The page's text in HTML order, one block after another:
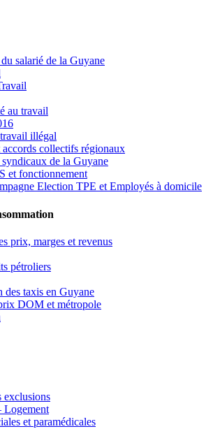
salarié de la Guyane
au travail
illégal
collectifs régionaux
syndicaux de la Guyane
et fonctionnement
Election TPE et Employés à domicile
prix, marges et revenus
pétroliers
des taxis en Guyane
DOM et métropole
exclusions
Logement
et paramédicales